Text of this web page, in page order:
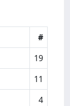
#
19
11
4